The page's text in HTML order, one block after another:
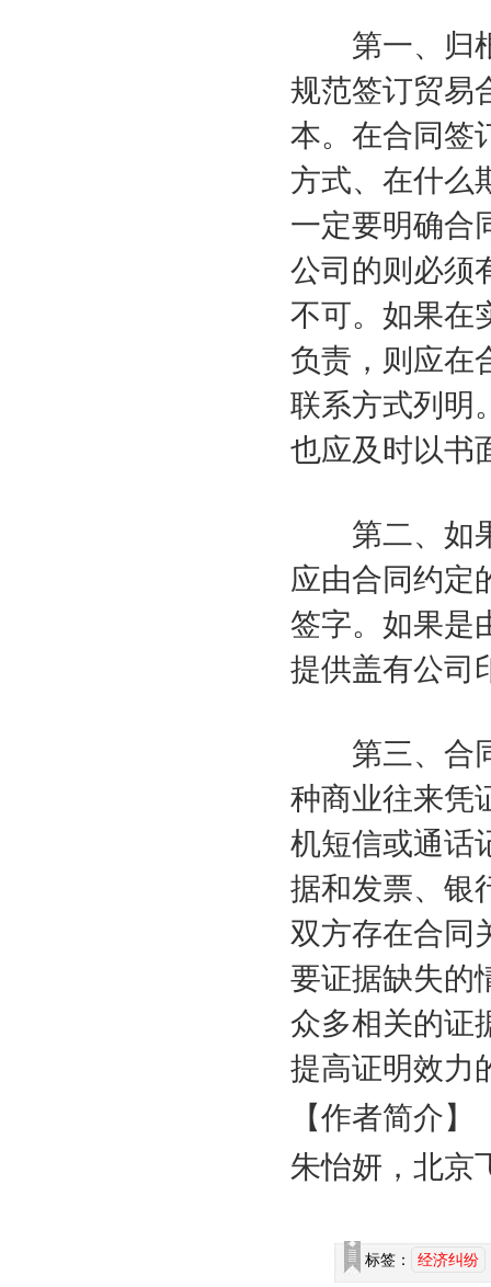
第一、归根
规范签订贸易
本。在合同签
方式、在什么
一定要明确合
公司的则必须
不可。如果在
负责，则应在
联系方式列明
也应及时以书
第二、如果
应由合同约定
签字。如果是
提供盖有公司
第三、合同
种商业往来凭
机短信或通话
据和发票、银
双方存在合同
要证据缺失的
众多相关的证
提高证明效力
【作者简介】
朱怡妍，北京
标签： 经济纠纷